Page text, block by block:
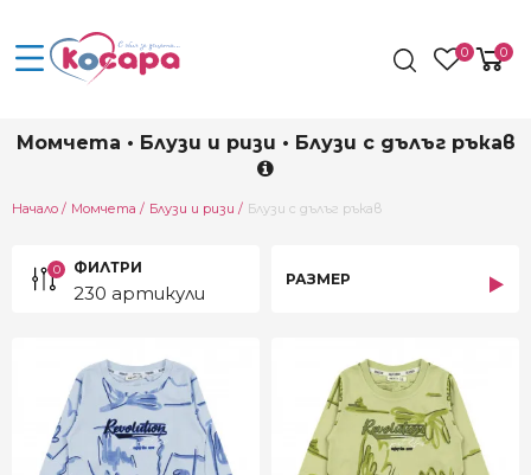
0 0
Момчета • Блузи и ризи • Блузи с дълъг ръкав
Начало Момчета Блузи и ризи Current:
Блузи с дълъг ръкав
0 ФИЛТРИ
230 артикули
РАЗМЕР